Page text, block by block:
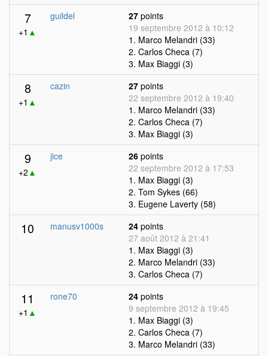
7
+1 ▲
guildel 27 points
19 septembre 2012 à 10:12
1. Marco Melandri (33)
2. Carlos Checa (7)
3. Max Biaggi (3)
8
+1 ▲
cazin 27 points
22 septembre 2012 à 19:40
1. Marco Melandri (33)
2. Carlos Checa (7)
3. Max Biaggi (3)
9
+2 ▲
jice 26 points
22 septembre 2012 à 17:53
1. Max Biaggi (3)
2. Tom Sykes (66)
3. Eugene Laverty (58)
10 manusv1000s 24 points
27 août 2012 à 21:41
1. Max Biaggi (3)
2. Marco Melandri (33)
3. Carlos Checa (7)
11
+1 ▲
rone70 24 points
9 septembre 2012 à 19:45
1. Max Biaggi (3)
2. Carlos Checa (7)
3. Marco Melandri (33)